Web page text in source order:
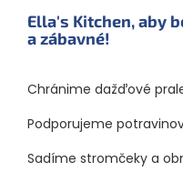
Ella's Kitchen, aby
a zábavné!
Chránime dažďové
Podporujeme
Sadíme stromčeky a